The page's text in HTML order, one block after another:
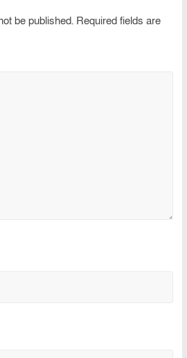
be published. Required fields are